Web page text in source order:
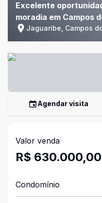
Excelente
moradia em Campos
Jaguaribe, Campos
Agendar visita
Valor venda
R$ 630.000,00
Condomínio